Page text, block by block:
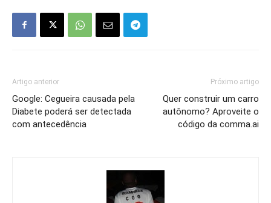
Artigo anterior
Google: Cegueira causada pela
Diabete poderá ser detectada
com antecedência
Próximo artigo
Quer construir um carro
autônomo? Aproveite o
código da comma.ai